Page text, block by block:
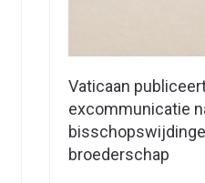
Vaticaan
excommunicatie
broederschap